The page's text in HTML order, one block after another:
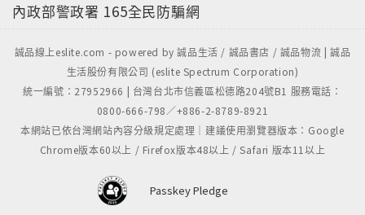
國製作，由樂觀音樂製作推出的這張充滿了爵士風情，
。值得您的細細品味。讓我們從第一首歌西施開場，一
起進入李婭莎為您帶來的全新Live鮮活真實的音樂饗
宴。
內政部警政署 165全民防騙網
誠品線上eslite.com - powered by 誠品生活 / 誠品書店 / 誠品物流 | 誠品
生活股份有限公司 (eslite Spectrum Corporation)
統一編號：27952966 | 台灣台北市信義區松德路204號B1 服務電話：
0800-666-798／+886-2-8789-8921
本網站已依台灣網站內容分級規定處理｜建議使用瀏覽器版本：Google
Chrome版本60以上 / Firefox版本48以上 / Safari 版本11以上
Passkey Pledge